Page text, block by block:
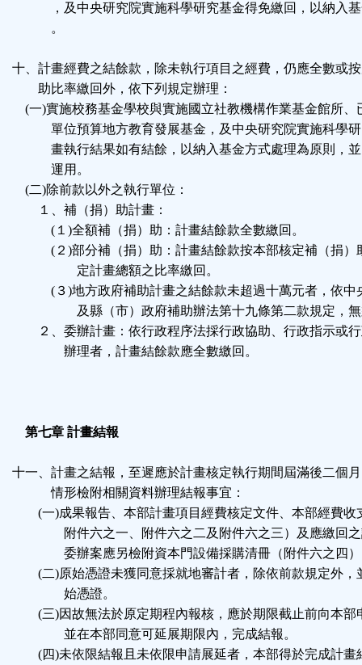
，及中央研究院實施科學研究基金得免繳回，以納入基
。
十、計畫經費之結餘款，除未執行項目之經費，仍應全數或
助比率繳回外，依下列規定辦理：
(一)實施校務基金學校與實施國立社教機構作業基金館所、
單位預算地方教育發展基金，及中央研究院實施科學研
畫執行結果如有結餘，以納入基金方式處理為原則，並
運用。
(二)除前款以外之執行單位：
１、補（捐）助計畫：
(１)全額補（捐）助：計畫結餘款全數繳回。
(２)部分補（捐）助：計畫結餘款按本部核定補（捐）
定計畫總額之比率繳回。
(３)地方政府補助計畫之結餘款未超過十萬元者，依中
及縣（市）政府補助辦法第十九條第二款規定，無
２、委辦計畫：依行政程序法採行政協助、行政指示或行
辦理者，計畫結餘款應全數繳回。
第七章 計畫結報
十一、計畫之結報，至遲應於計畫核定執行期間屆滿後二個
情形檢附相關資料辦理結報事宜：
(一)成果報告、本部計畫項目經費核定文件、本部經費收
附件六之一、附件六之二及附件六之三）及應繳回之
委辦案應另檢附資本門設備採購清冊（附件六之四）
(二)原始憑證未獲同意採就地審計者，除依前款規定外，
始憑證。
(三)因故無法於原定期程內報核，應於期限截止前向本部
並在本部同意可延展期限內，完成結報。
(四)未依限結報且未依限申請展延者，本部得於完成計畫